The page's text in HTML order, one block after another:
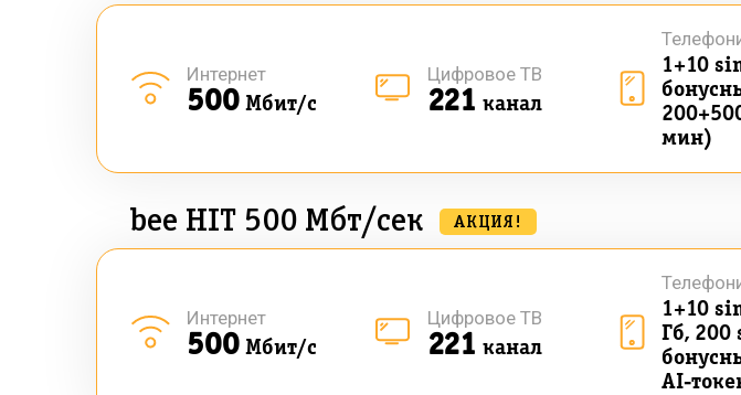
500 Мбит/с
Интернет
221 канал
Цифровое ТВ
1+10
мин)
bee HIT 500 Мбт/сек АКЦИЯ!
500 Мбит/с
Интернет
221 канал
Цифровое ТВ
1+10
Гб, 200
AI-